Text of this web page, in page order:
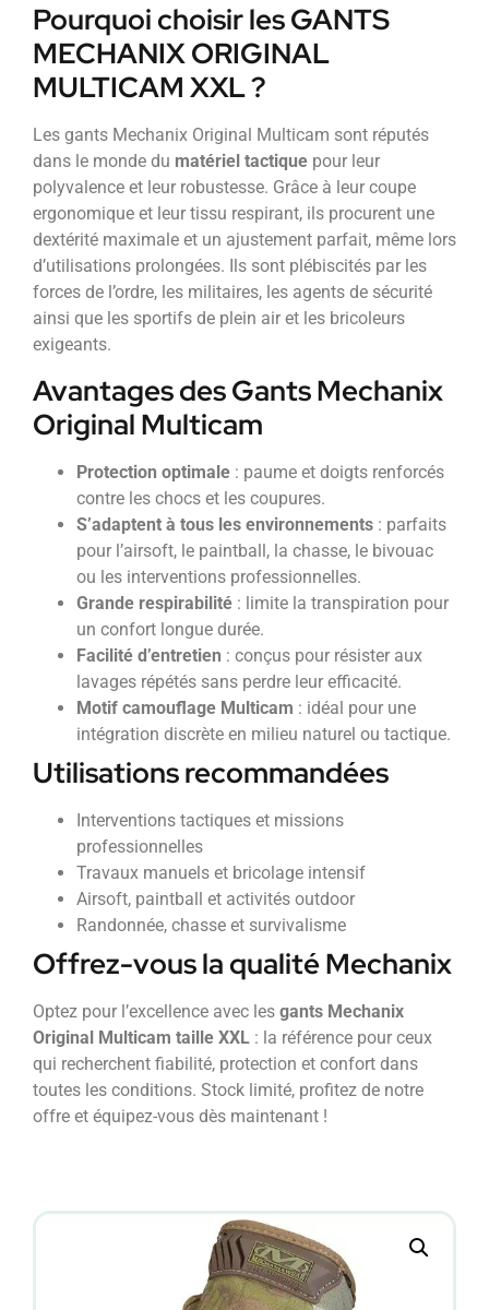
Pourquoi choisir les GANTS
MECHANIX ORIGINAL
MULTICAM XXL ?
Les gants Mechanix Original Multicam sont réputés
dans le monde du matériel tactique pour leur
polyvalence et leur robustesse. Grâce à leur coupe
ergonomique et leur tissu respirant, ils procurent une
dextérité maximale et un ajustement parfait, même lors
d’utilisations prolongées. Ils sont plébiscités par les
forces de l’ordre, les militaires, les agents de sécurité
ainsi que les sportifs de plein air et les bricoleurs
exigeants.
Avantages des Gants Mechanix
Original Multicam
Protection optimale : paume et doigts renforcés
contre les chocs et les coupures.
S’adaptent à tous les environnements : parfaits
pour l’airsoft, le paintball, la chasse, le bivouac
ou les interventions professionnelles.
Grande respirabilité : limite la transpiration pour
un confort longue durée.
Facilité d’entretien : conçus pour résister aux
lavages répétés sans perdre leur efficacité.
Motif camouflage Multicam : idéal pour une
intégration discrète en milieu naturel ou tactique.
Utilisations recommandées
Interventions tactiques et missions
professionnelles
Travaux manuels et bricolage intensif
Airsoft, paintball et activités outdoor
Randonnée, chasse et survivalisme
Offrez-vous la qualité Mechanix
Optez pour l’excellence avec les gants Mechanix
Original Multicam taille XXL : la référence pour ceux
qui recherchent fiabilité, protection et confort dans
toutes les conditions. Stock limité, profitez de notre
offre et équipez-vous dès maintenant !